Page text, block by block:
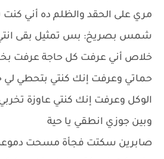
مري على الحقد والظلم ده أني كنت
شمس بصريخ: بس تمثيل بقى انتي
خلاص أني عرفت كل حاجة عرفت
حماتي وعرفت إنك كنتي بتحطي
الوكل وعرفت إنك كنتي عاوزة
وبين جوزي انطقي يا حية
صابرين سكتت فجأة مسحت